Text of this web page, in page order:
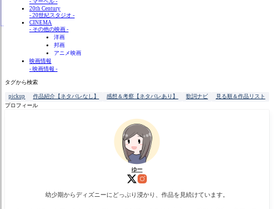
20th Century
- 20世紀スタジオ -
CINEMA
- その他の映画 -
洋画
邦画
アニメ映画
映画情報
- 映画情報 -
タグから検索
pickup 作品紹介【ネタバレなし】 感想＆考察【ネタバレあり】 歌詞ナビ
見る順＆作品リスト
プロフィール
ゆー
幼少期からディズニーにどっぷり浸かり、作品を見続けています。